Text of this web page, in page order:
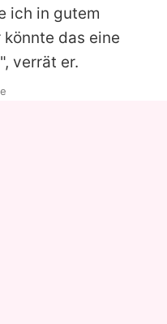
ich in gutem
das eine
verrät er.